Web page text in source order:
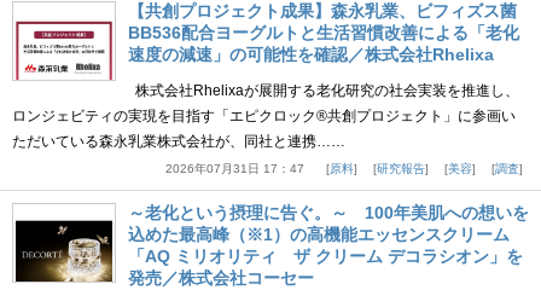
【共創プロジェクト成果】森永乳業、ビフィズス菌
BB536配合ヨーグルトと生活習慣改善による「老化
速度の減速」の可能性を確認／株式会社Rhelixa
株式会社Rhelixaが展開する老化研究の社会実装を推進し、
ロンジェビティの実現を目指す「エピクロック®共創プロジェクト」に参画い
ただいている森永乳業株式会社が、同社と連携……
2026年07月31日 17：47 原料 研究報告 美容 調査
～老化という摂理に告ぐ。～ 100年美肌への想いを
込めた最高峰（※1）の高機能エッセンスクリーム
「AQ ミリオリティ ザ クリーム デコラシオン」を
発売／株式会社コーセー